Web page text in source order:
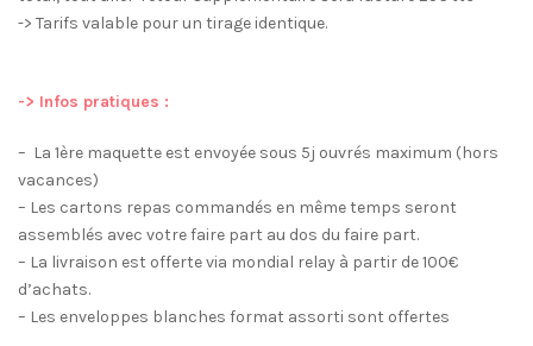
-> Tarifs valable pour un tirage identique.
-> Infos pratiques :
– La 1ère maquette est envoyée sous 5j ouvrés maximum (hors
vacances)
– Les cartons repas commandés en même temps seront
assemblés avec votre faire part au dos du faire part.
– La livraison est offerte via mondial relay à partir de 100€
d’achats.
– Les enveloppes blanches format assorti sont offertes